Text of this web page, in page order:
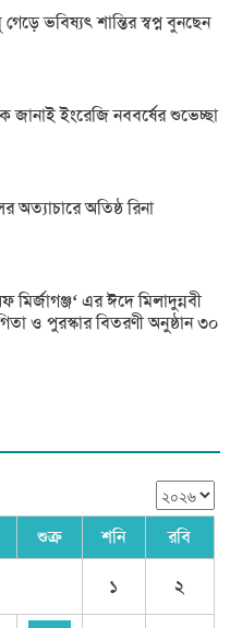
ভবিষ্যৎ শান্তির স্বপ্ন বুনছেন
জানাই ইংরেজি নববর্ষের শুভেচ্ছা
অত্যাচারে অতিষ্ঠ রিনা
এর ঈদে মিলাদুন্নবী
ও পুরস্কার বিতরণী অনুষ্ঠান ৩০
শুক্র শনি রবি
১ ২